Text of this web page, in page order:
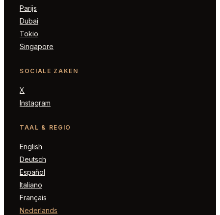
Parijs
Dubai
Tokio
Singapore
SOCIALE ZAKEN
X
Instagram
TAAL & REGIO
English
Deutsch
Español
Italiano
Français
Nederlands